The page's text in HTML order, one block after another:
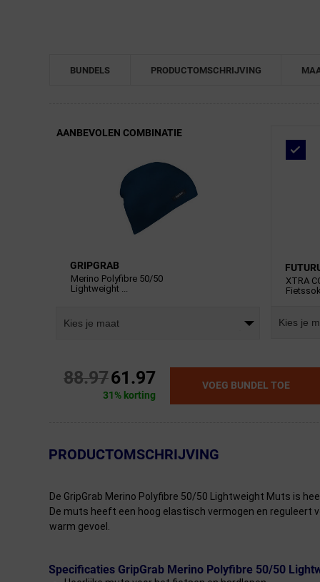
BUNDELS PRODUCTOMSCHRIJVING
AANBEVOLEN COMBINATIE
GRIPGRAB
Merino Polyfibre 50/50
Lightweight ...
Kies je maat
XTRA
Kies je
88.9761.97
31% korting
VOEG BUNDEL TOE
← Terug naar productnavigatie
PRODUCTOMSCHRIJVING
De GripGrab Merino Polyfibre 50/50 Lightweight Muts is
De muts heeft een hoog elastisch vermogen en reguleert
warm gevoel.
Specificaties GripGrab Merino Polyfibre 50/50